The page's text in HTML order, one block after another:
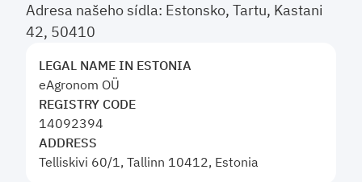
Adresa našeho sídla: Estonsko, Tartu, Kastani
42, 50410
LEGAL NAME IN ESTONIA
eAgronom OÜ
REGISTRY CODE
14092394
ADDRESS
Telliskivi 60/1, Tallinn 10412, Estonia